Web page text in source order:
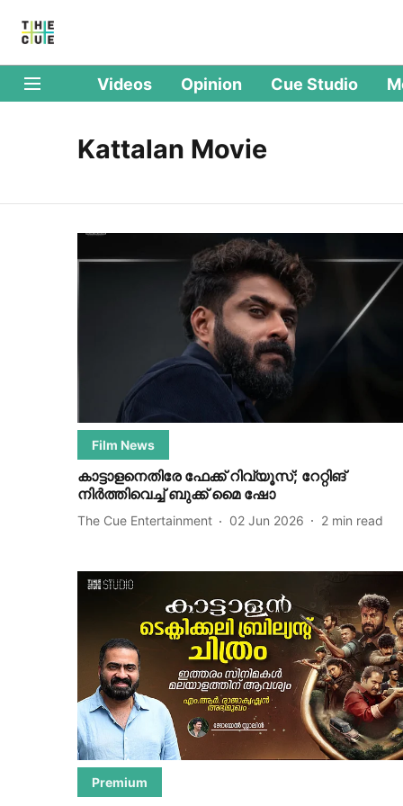
Videos Opinion Cue Studio
Kattalan Movie
Film News
കാട്ടാളനെതിരേ ഫേക്ക് റിവ്യൂസ്; റേറ്റിങ്
നിർത്തിവെച്ച് ബുക്ക് മൈ ഷോ
The Cue Entertainment 02 Jun 2026 2 min read
Premium